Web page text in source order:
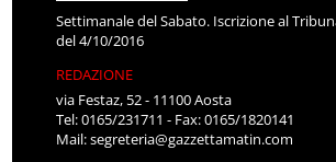
Settimanale del Sabato. Iscrizione al
del 4/10/2016
REDAZIONE
via Festaz, 52 - 11100 Aosta
Tel: 0165/231711 - Fax: 0165/1820141
Mail:segreteria@gazzettamatin.com